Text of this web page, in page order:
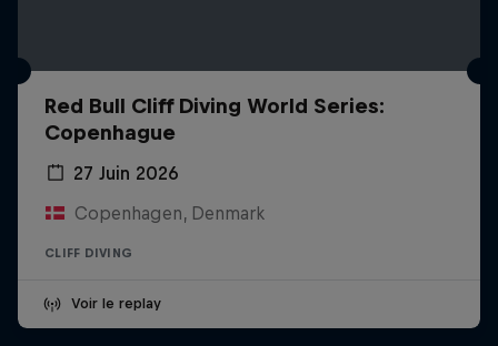
Red Bull Cliff Diving World Series:
Copenhague
27 Juin 2026
Copenhagen, Denmark
CLIFF DIVING
Voir le replay